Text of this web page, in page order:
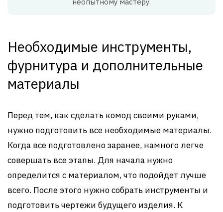
Необходимые инструменты,
фурнитура и дополнительные
материалы
Перед тем, как сделать комод своими руками,
нужно подготовить все необходимые материалы.
Когда все подготовлено заранее, намного легче
совершать все этапы. Для начала нужно
определится с материалом, что подойдет лучше
всего. После этого нужно собрать инструменты и
подготовить чертежи будущего изделия. К